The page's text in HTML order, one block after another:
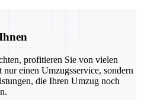
profitieren Sie von vielen
einen Umzugsservice, sondern
die Ihren Umzug noch